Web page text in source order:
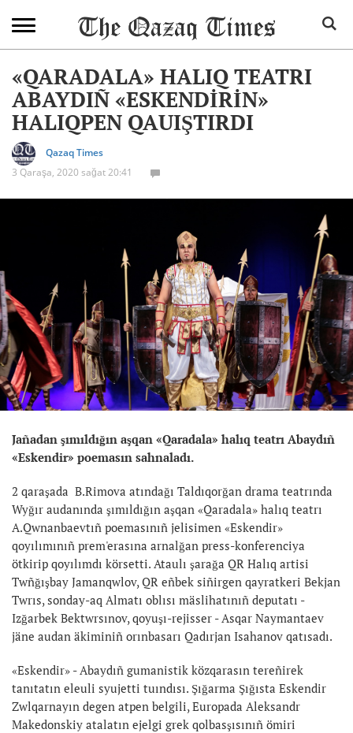
«QARADALA» HALIQ TEATRI
ABAYDIÑ «ESKENDİRİN»
HALIQPEN QAUIŞTIRDI
Qazaq Times
3 Qaraşa, 2020 sağat 20:41
Jañadan şımıldığın aşqan «Qaradala» halıq teatrı Abaydıñ
«Eskendir» poemasın sahnaladı.
2 qaraşada B.Rimova atındağı Taldıqorğan drama teatrında
Wyğır audanında şımıldığın aşqan «Qaradala» halıq teatrı
A.Qwnanbaevtıñ poemasınıñ jelisimen «Eskendir»
qoyılımınıñ prem'erasına arnalğan press-konferenciya
ötkirip qoyılımdı körsetti. Ataulı şarağa QR Halıq artisi
Twñğışbay Jamanqwlov, QR eñbek siñirgen qayratkeri Bekjan
Twrıs, sonday-aq Almatı oblısı mäslihatınıñ deputatı -
Izğarbek Bektwrsınov, qoyuşı-rejisser - Asqar Naymantaev
jäne audan äkiminiñ orınbasarı Qadırjan Isahanov qatısadı.
«Eskendir» - Abaydıñ gumanistik közqarasın tereñirek
tanıtatın eleuli syujetti tuındısı. Şığarma Şığısta Eskendir
Zwlqarnayın degen atpen belgili, Europada Aleksandr
Makedonskiy atalatın ejelgi grek qolbasşısınıñ ömiri